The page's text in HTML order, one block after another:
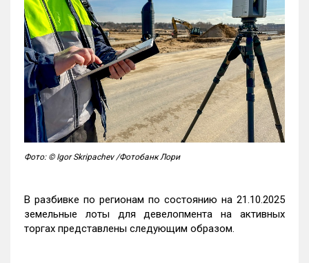
Фото: © Igor Skripachev /Фотобанк Лори
В разбивке по регионам по состоянию на 21.10.2025
земельные лоты для девелопмента на активных
торгах представлены следующим образом.